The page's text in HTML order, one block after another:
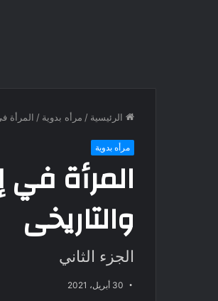
الرئيسية / مرأه بدوية / المرأة
مرأه بدوية
المرأة في
والتاريخى
الجزء الثاني
30 أبريل، 2021